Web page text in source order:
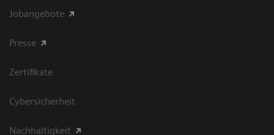
Jobangebote
Presse
Zertifikate
Cybersicherheit
Nachhaltigkeit